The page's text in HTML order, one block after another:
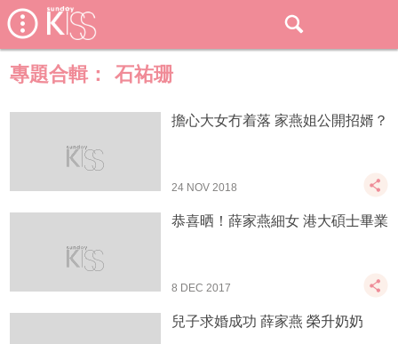
專題合輯： 石祐珊
擔心大女冇着落 家燕姐公開招婿？
24 NOV 2018
恭喜晒！薛家燕細女 港大碩士畢業
8 DEC 2017
兒子求婚成功 薛家燕 榮升奶奶